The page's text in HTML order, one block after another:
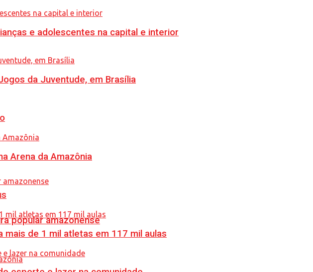
popular amazonense
e adolescentes na capital e interior
da Juventude, em Brasília
Arena da Amazônia
mais de 1 mil atletas em 117 mil aulas